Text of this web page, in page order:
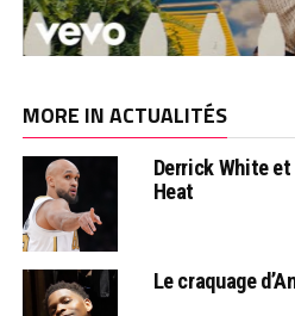
MORE IN ACTUALITÉS
Derrick White et
Heat
Le craquage